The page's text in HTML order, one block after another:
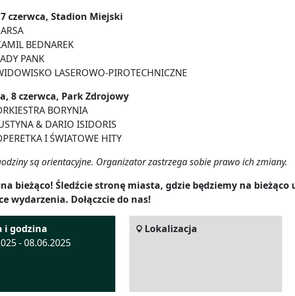
czerwca, Stadion Miejski
BEDNAREK
PANK
LASEROWO-PIROTECHNICZNE
8 czerwca, Park Zdrojowy
BORYNIA
& DARIO ISIDORIS
I ŚWIATOWE HITY
są orientacyjne. Organizator zastrzega sobie prawo ich zmiany.
bieżąco! Śledźcie stronę miasta, gdzie będziemy na bieżąco
wydarzenia. Dołączcie do nas!
i godzina
- 08.06.2025
Lokalizacja